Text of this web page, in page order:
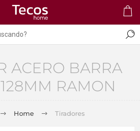
ACERO BARRA
RAMON
Home Tiradores